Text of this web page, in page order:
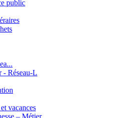
public
- Réseau-L
vacances
– Métier